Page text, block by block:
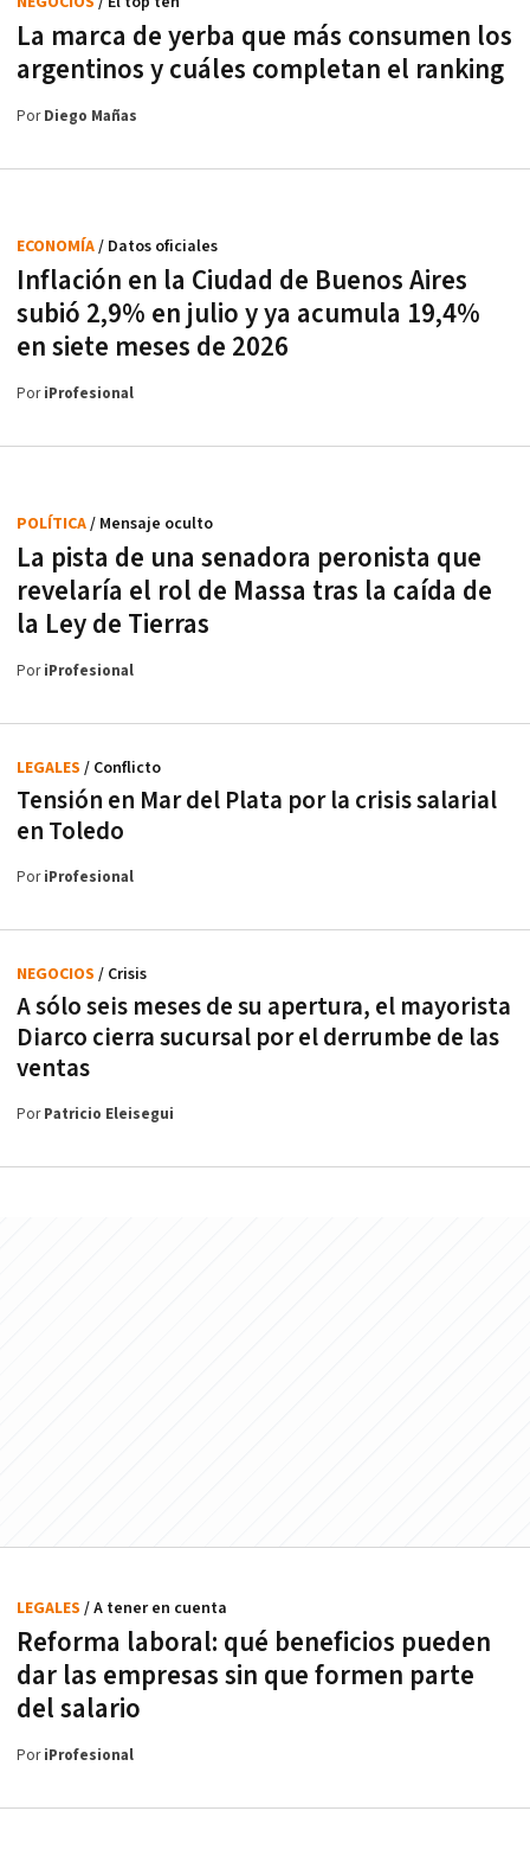
La marca de yerba que más consumen los
argentinos y cuáles completan el ranking
PorDiego Mañas
Inflación en la Ciudad de Buenos Aires
subió 2,9% en julio y ya acumula 19,4%
en siete meses de 2026
ECONOMÍA/ Datos oficiales
PoriProfesional
La pista de una senadora peronista que
revelaría el rol de Massa tras la caída de
la Ley de Tierras
POLÍTICA/ Mensaje oculto
PoriProfesional
Tensión en Mar del Plata por la crisis salarial
en Toledo
LEGALES / Conflicto
PoriProfesional
A sólo seis meses de su apertura, el mayorista
Diarco cierra sucursal por el derrumbe de las
ventas
NEGOCIOS / Crisis
PorPatricio Eleisegui
Reforma laboral: qué beneficios pueden
dar las empresas sin que formen parte
del salario
LEGALES / A tener en cuenta
PoriProfesional